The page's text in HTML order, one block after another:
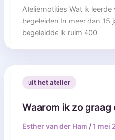
Ateliernotities Wat ik
begeleiden In meer dan 15
begeleidde ik ruim 400
uit het atelier
Waarom ik zo
Esther van der Ham /1 mei